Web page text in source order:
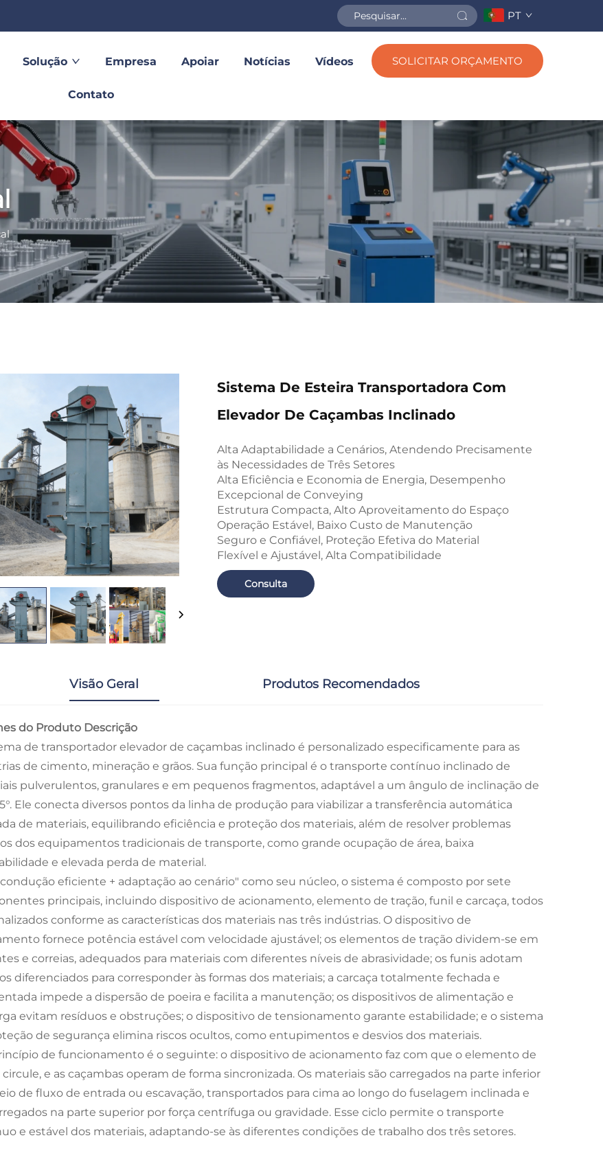
PT
Solução Empresa Apoiar Notícias Vídeos
Contato
SOLICITAR ORÇAMENTO
Sistema De Esteira Transportadora Com
Elevador De Caçambas Inclinado
Alta Adaptabilidade a Cenários, Atendendo Precisamente
às Necessidades de Três Setores
Alta Eficiência e Economia de Energia, Desempenho
Excepcional de Conveying
Estrutura Compacta, Alto Aproveitamento do Espaço
Operação Estável, Baixo Custo de Manutenção
Seguro e Confiável, Proteção Efetiva do Material
Flexível e Ajustável, Alta Compatibilidade
Consulta
Visão Geral Produtos Recomendados
do Produto Descrição
de transportador elevador de caçambas inclinado é personalizado especificamente para as
de cimento, mineração e grãos. Sua função principal é o transporte contínuo inclinado de
pulverulentos, granulares e em pequenos fragmentos, adaptável a um ângulo de inclinação de
Ele conecta diversos pontos da linha de produção para viabilizar a transferência automática
de materiais, equilibrando eficiência e proteção dos materiais, além de resolver problemas
dos equipamentos tradicionais de transporte, como grande ocupação de área, baixa
e elevada perda de material.
eficiente + adaptação ao cenário" como seu núcleo, o sistema é composto por sete
principais, incluindo dispositivo de acionamento, elemento de tração, funil e carcaça, todos
conforme as características dos materiais nas três indústrias. O dispositivo de
fornece potência estável com velocidade ajustável; os elementos de tração dividem-se em
e correias, adequados para materiais com diferentes níveis de abrasividade; os funis adotam
diferenciados para corresponder às formas dos materiais; a carcaça totalmente fechada e
impede a dispersão de poeira e facilita a manutenção; os dispositivos de alimentação e
evitam resíduos e obstruções; o dispositivo de tensionamento garante estabilidade; e o sistema
de segurança elimina riscos ocultos, como entupimentos e desvios dos materiais.
de funcionamento é o seguinte: o dispositivo de acionamento faz com que o elemento de
circule, e as caçambas operam de forma sincronizada. Os materiais são carregados na parte inferior
de fluxo de entrada ou escavação, transportados para cima ao longo do fuselagem inclinada e
na parte superior por força centrífuga ou gravidade. Esse ciclo permite o transporte
e estável dos materiais, adaptando-se às diferentes condições de trabalho dos três setores.